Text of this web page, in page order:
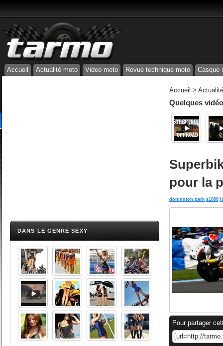
Accueil Actualité moto Video moto Revue technique moto Casque
DANS LE GENRE SEXY
Accueil >
Quelques
pour la
donington park s1000
Pour partager